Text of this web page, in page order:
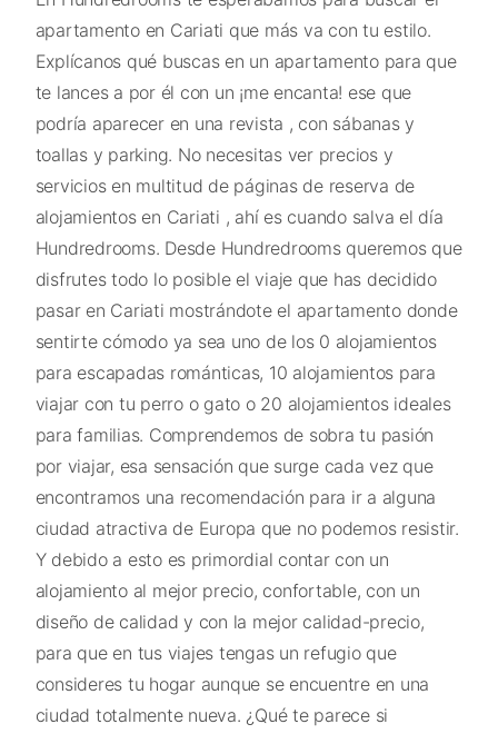
apartamento en Cariati que más va con tu estilo.
Explícanos qué buscas en un apartamento para que
te lances a por él con un ¡me encanta! ese que
podría aparecer en una revista , con sábanas y
toallas y parking. No necesitas ver precios y
servicios en multitud de páginas de reserva de
alojamientos en Cariati , ahí es cuando salva el día
Hundredrooms. Desde Hundredrooms queremos que
disfrutes todo lo posible el viaje que has decidido
pasar en Cariati mostrándote el apartamento donde
sentirte cómodo ya sea uno de los 0 alojamientos
para escapadas románticas, 10 alojamientos para
viajar con tu perro o gato o 20 alojamientos ideales
para familias. Comprendemos de sobra tu pasión
por viajar, esa sensación que surge cada vez que
encontramos una recomendación para ir a alguna
ciudad atractiva de Europa que no podemos resistir.
Y debido a esto es primordial contar con un
alojamiento al mejor precio, confortable, con un
diseño de calidad y con la mejor calidad-precio,
para que en tus viajes tengas un refugio que
consideres tu hogar aunque se encuentre en una
ciudad totalmente nueva. ¿Qué te parece si